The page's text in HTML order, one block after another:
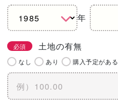
年
必須 土地の有無
なし あり 購入予定がある